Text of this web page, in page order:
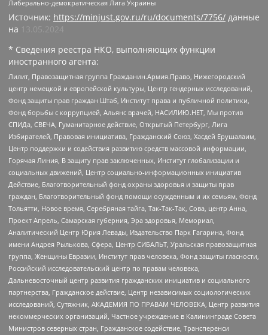
Либерально-демократическая Лига Украины
Источник: https://minjust.gov.ru/ru/documents/7756/ данные
на
13.05.2024
* Сведения реестра НКО, выполняющих функции
иностранного агента:
Лилит, Правозащитная группа Гражданин.Армия.Право, Нижегородский
центр немецкой и европейской культуры, Центр гендерных исследований,
Фонд защиты прав граждан Штаб, Институт права и публичной политики,
Фонд борьбы с коррупцией, Альянс врачей, НАСИЛИЮ.НЕТ, Мы против
СПИДа, СВЕЧА, Гуманитарное действие, Открытый Петербург, Лига
Избирателей, Правовая инициатива, Гражданский Союз, Хасдей Ерушалаим,
Центр поддержки и содействия развитию средств массовой информации,
Горячая Линия, В защиту прав заключенных, Институт глобализации и
социальных движений, Центр социально-информационных инициатив
Действие, Благотворительный фонд охраны здоровья и защиты прав
граждан, Благотворительный фонд помощи осужденным и их семьям, Фонд
Тольятти, Новое время, Серебряная тайга, Так-Так-Так, Сова, центр Анна,
Проект Апрель, Самарская губерния, Эра здоровья, Мемориал,
Аналитический Центр Юрия Левады, Издательство Парк Гагарина, Фонд
имени Андрея Рылькова, Сфера, Центр СИБАЛЬТ, Уральская правозащитная
группа, Женщины Евразии, Институт прав человека, Фонд защиты гласности,
Российский исследовательский центр по правам человека,
Дальневосточный центр развития гражданских инициатив и социального
партнерства, Гражданское действие, Центр независимых социологических
исследований, Сутяжник, АКАДЕМИЯ ПО ПРАВАМ ЧЕЛОВЕКА, Центр развития
некоммерческих организаций, Частное учреждение в Калининграде Совета
Министров северных стран, Гражданское содействие, Трансперенси